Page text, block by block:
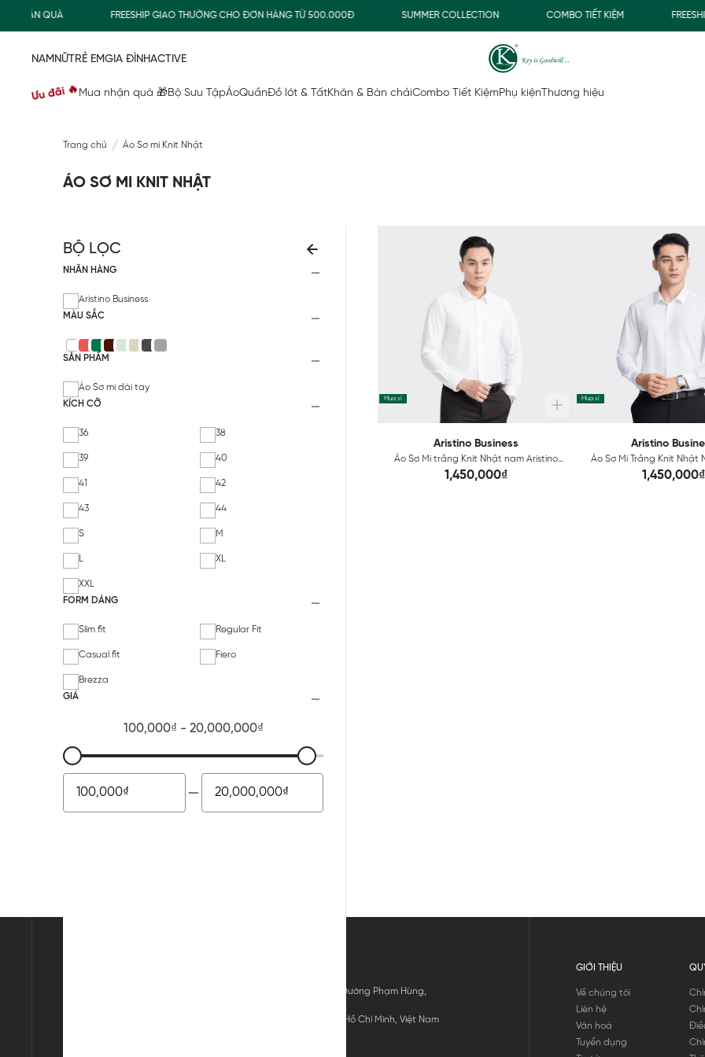
NHẬN QUÀ FREESHIP GIAO THƯỜNG CHO ĐƠN HÀNG TỪ 500.000Đ SUMMER COLLECTION COMBO TIẾT KIỆM
NAMNỮTRẺ EMGIA ĐÌNHACTIVE
Ưu đãi 🔥 Mua nhận quà 🎁Bộ Sưu TậpÁoQuầnĐồ lót & TấtKhăn & Bàn chảiCombo Tiết KiệmPhụ kiện Thương hiệu
Trang chủ Áo Sơ mi Knit Nhật
ÁO SƠ MI KNIT NHẬT
BỘ LỌC
NHÃN HÀNG
Aristino Business
MÀU SẮC
SẢN PHẨM
Áo Sơ mi dài tay
KÍCH CỠ
36 38
39 40
41 42
43 44
S M
L XL
XXL
FORM DÁNG
Slim fit Regular Fit
Casual fit Fiero
Brezza
GIÁ
Mua sỉ
Aristino Business
Áo Sơ Mi trắng Knit Nhật nam Aristino
Business 1LS0310Z
1,450,000₫
Mua sỉ
Aristino
Áo Sơ Mi Trắng Knit Nhật
Business Slim Fit
1,450,000₫
Trụ sở chính: Tầng 11, Khối A, Tòa nhà Sông Đà, Đường Phạm Hùng,
Chi Nhánh: 84 Nguyễn Trãi, Phường Chợ Quán, Hồ Chí Minh, Việt Nam
GIỚI THIỆU
Về chúng tôi
Liên hệ
Văn hoá
Tuyển dụng